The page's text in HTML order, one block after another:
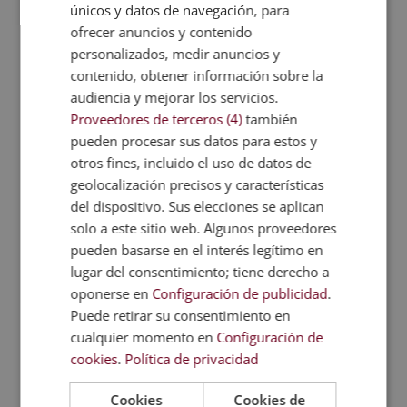
de trabajo.
Las habilidades ofimáticas y de manejo de
software necesarias.
Conocimientos sobre algún área concreta que
puedan sumar a su candidatura (habilidades de
jardinería para una empresa dedicada a la venta
de materiales de cultivo, conocimientos de
informática para una empresa de consultoría en
el ámbito, etc.).
¿Qué te aportará estudiar RR.HH. con Esneca?
Para poder acceder a un programa formativo de
calidad en el sector, consulta lo que te ofrece el
MBA en Recursos Humanos de Esneca Business
School. A través del programa formativo podrás
adquirir conocimientos clave para desenvolverte en
el ámbito y adquirir las nociones necesarias para
alcanzar el éxito en tu trayectoria.
únicos y datos de navegación, para
ofrecer anuncios y contenido
personalizados, medir anuncios y
contenido, obtener información sobre la
audiencia y mejorar los servicios.
Proveedores de terceros (4) también
pueden procesar sus datos para estos y
otros fines, incluido el uso de datos de
geolocalización precisos y características
del dispositivo. Sus elecciones se aplican
solo a este sitio web. Algunos proveedores
pueden basarse en el interés legítimo en
lugar del consentimiento; tiene derecho a
oponerse en Configuración de publicidad.
Puede retirar su consentimiento en
cualquier momento en Configuración de
cookies. Política de privacidad
Cookies
Cookies de